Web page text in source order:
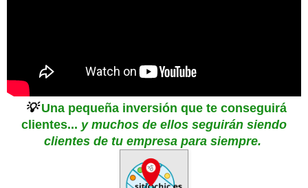
💡Una pequeña inversión que te conseguirá
clientes... y muchos de ellos seguirán siendo
clientes de tu empresa para siempre.